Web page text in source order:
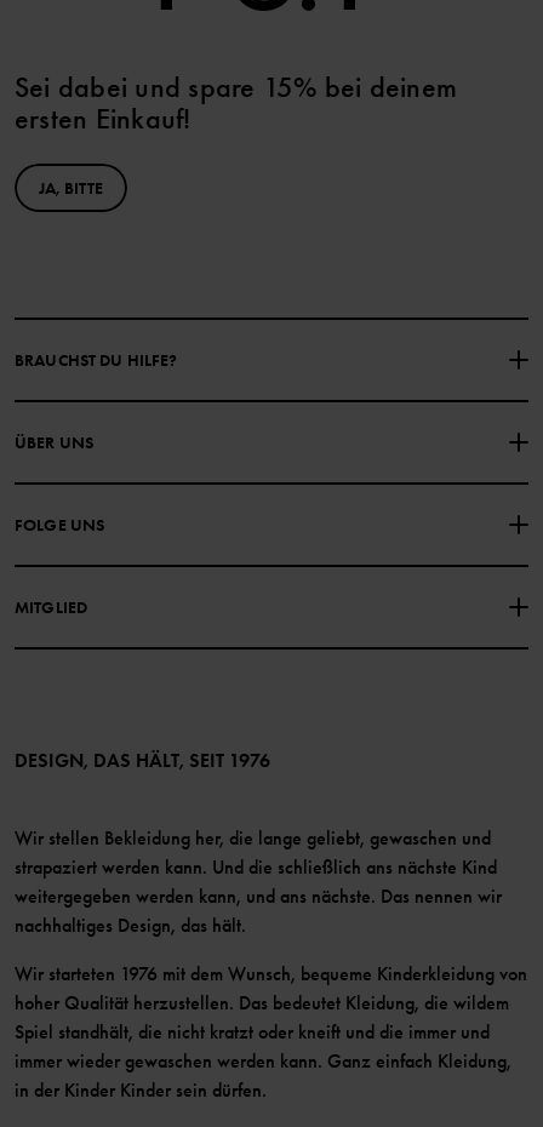
Sei dabei und spare 15% bei deinem
ersten Einkauf!
JA, BITTE
BRAUCHST DU HILFE?
NIMM KONTAKT ZU UNS AUF
HÄUFIG GESTELLTE FRAGEN EINKAUFSBEDINGUNGEN
DATENSCHUTZRICHTLINIE
ÜBER UNS
FOLGE UNS
MITGLIED
Mitglied werden
DESIGN, DAS HÄLT, SEIT 1976
Wir stellen Bekleidung her, die lange geliebt, gewaschen und
strapaziert werden kann. Und die schließlich ans nächste Kind
weitergegeben werden kann, und ans nächste. Das nennen wir
nachhaltiges Design, das hält.
Wir starteten 1976 mit dem Wunsch, bequeme Kinderkleidung von
hoher Qualität herzustellen. Das bedeutet Kleidung, die wildem
Spiel standhält, die nicht kratzt oder kneift und die immer und
immer wieder gewaschen werden kann. Ganz einfach Kleidung,
in der Kinder Kinder sein dürfen.